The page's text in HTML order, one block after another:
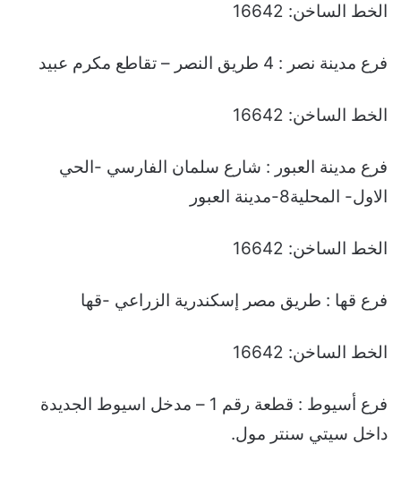
الخط الساخن: 16642
فرع مدينة نصر : 4 طريق النصر – تقاطع مكرم عبيد
الخط الساخن: 16642
فرع مدينة العبور : شارع سلمان الفارسي -الحي
الاول- المحلية8-مدينة العبور
الخط الساخن: 16642
فرع قها : طريق مصر إسكندرية الزراعي -قها
الخط الساخن: 16642
فرع أسيوط : قطعة رقم 1 – مدخل اسيوط الجديدة
داخل سيتي سنتر مول.